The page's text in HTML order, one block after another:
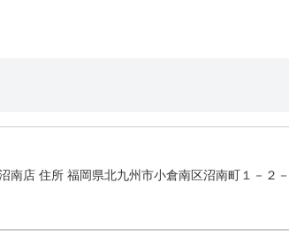
南店 住所 福岡県北九州市小倉南区沼南町１－２